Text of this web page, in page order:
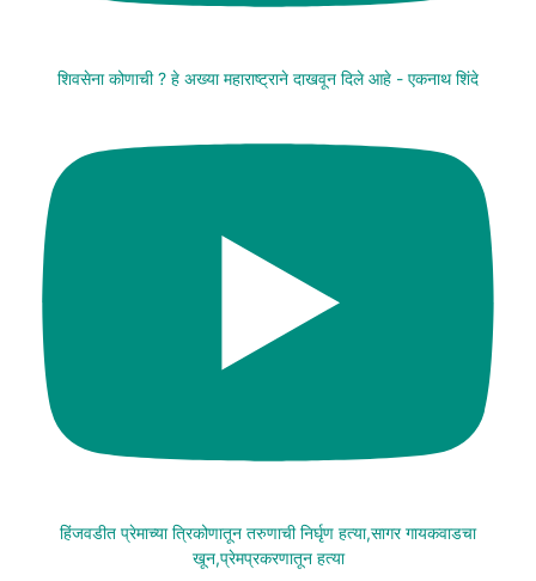
शिवसेना कोणाची ? हे अख्या महाराष्ट्राने दाखवून दिले आहे - एकनाथ शिंदे
हिंजवडीत प्रेमाच्या त्रिकोणातून तरुणाची निर्घृण हत्या,सागर गायकवाडचा
खून,प्रेमप्रकरणातून हत्या